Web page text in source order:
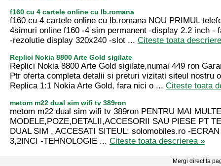
f160 cu 4 cartele online cu lb.romana
f160 cu 4 cartele online cu lb.romana NOU PRIMUL
4simuri online f160 -4 sim permanent -display 2.2 inch -
-rezolutie display 320x240 -slot ... Citeste toata
Replici Nokia 8800 Arte Gold sigilate
Replici Nokia 8800 Arte Gold sigilate,numai 449 ron
Ptr oferta completa detalii si preturi vizitati siteul nostru
Replica 1:1 Nokia Arte Gold, fara nici o ... Citeste toata
metom m22 dual sim wifi tv 389ron
metom m22 dual sim wifi tv 389ron PENTRU MAI MULTE
MODELE,POZE,DETALII,ACCESORII SAU PIESE PT
DUAL SIM , ACCESATI SITEUL: solomobiles.ro -
3,2INCI -TEHNOLOGIE ... Citeste toata descrierea »
Mergi direct la